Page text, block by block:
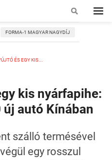
FORMA-1 MAGYAR NAGYDÍJ
ÉS EGY KIS...
kis nyárfapihe:
autó Kínában
szálló termésével
egy rosszul